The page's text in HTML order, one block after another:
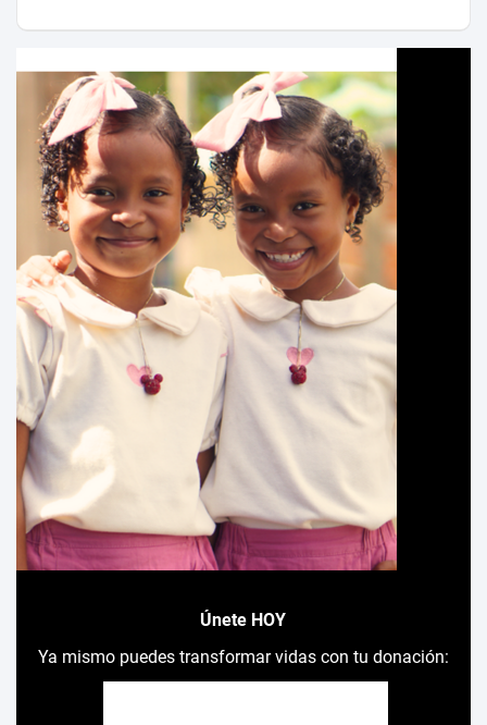
Únete HOY
Ya mismo puedes transformar vidas con tu donación: